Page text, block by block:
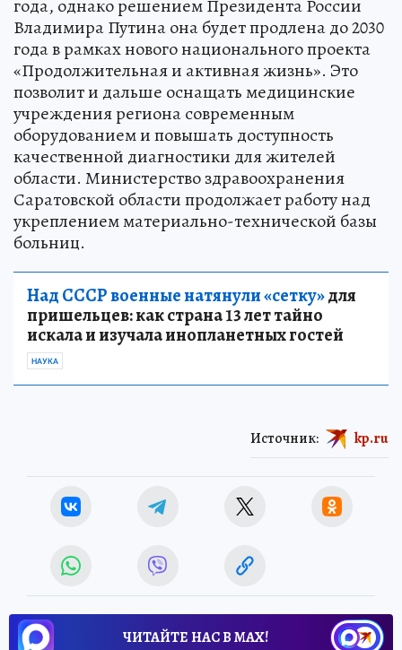
года, однако решением Президента России
Владимира Путина она будет продлена до 2030
года в рамках нового национального проекта
«Продолжительная и активная жизнь». Это
позволит и дальше оснащать медицинские
учреждения региона современным
оборудованием и повышать доступность
качественной диагностики для жителей
области. Министерство здравоохранения
Саратовской области продолжает работу над
укреплением материально-технической базы
больниц.
Над СССР военные натянули «сетку»для
пришельцев: как страна 13 лет тайно
искала и изучала инопланетных гостей
НАУКА
Источник: kp.ru
ЧИТАЙТЕ НАС В МАХ!